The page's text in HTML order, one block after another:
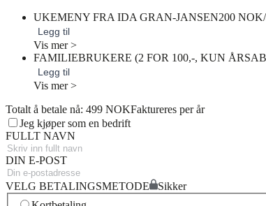
UKEMENY FRA IDA GRAN-JANSEN200
Legg til
Vis mer >
FAMILIEBRUKERE (2 FOR 100,-, KUN
Legg til
Vis mer >
Totalt å betale nå: 499 NOKFaktureres per år
Jeg kjøper som en bedrift
FULLT NAVN
DIN E-POST
VELG BETALINGSMETODE
Sikker